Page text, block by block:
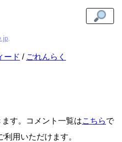
.
ード ごれんらく
ます。コメント一覧はこちらで
利用いただけます。